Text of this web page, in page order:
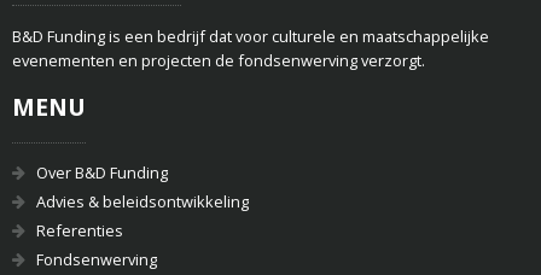
B&D Funding is een bedrijf dat voor culturele en maatschappelijke
evenementen en projecten de fondsenwerving verzorgt.
MENU
Over B&D Funding
Advies & beleidsontwikkeling
Referenties
Fondsenwerving